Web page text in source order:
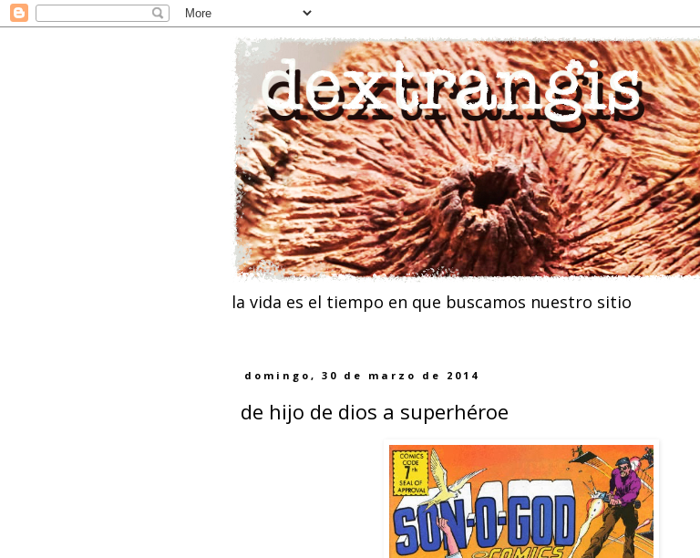
la vida es el tiempo en que buscamos nuestro sitio
domingo, 30 de marzo de 2014
de hijo de dios a superhéroe